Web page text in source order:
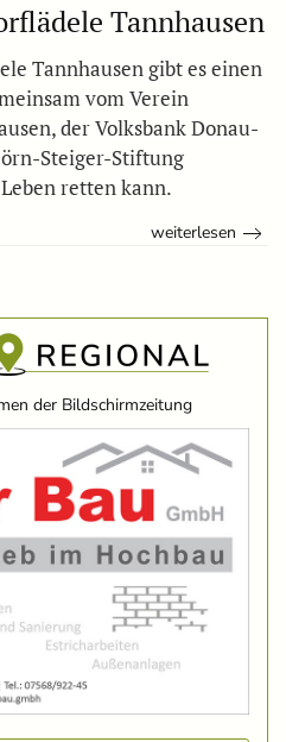
Tannhausen
Tannhausen gibt es einen
vom Verein
der Volksbank Donau-
Steiger-Stiftung
retten kann.
weiterlesen
der Bildschirmzeitung